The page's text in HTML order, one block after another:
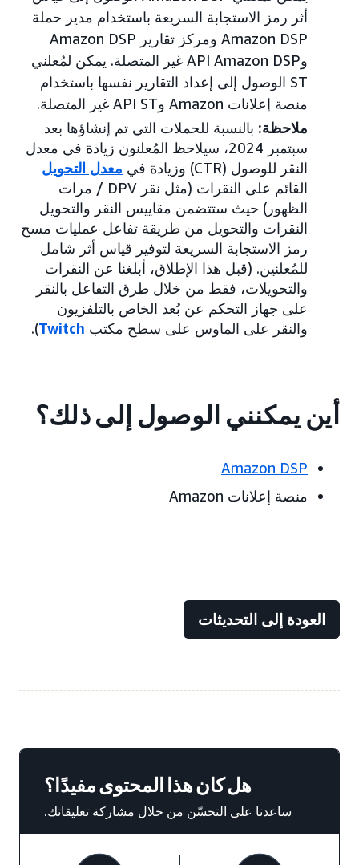
أثر رمز الاستجابة السريعة باستخدام مدير حملة
Amazon DSP ومركز تقارير Amazon DSP
وAPI Amazon DSP غير المتصلة. يمكن لمُعلني
ST الوصول إلى إعداد التقارير نفسها باستخدام
منصة إعلانات Amazon وAPI ST غير المتصلة.
ملاحظة: بالنسبة للحملات التي تم إنشاؤها بعد
سبتمبر 2024، سيلاحظ المُعلنون زيادة في معدل
النقر للوصول (CTR) وزيادة في
معدل التحويل
القائم على النقرات (مثل نقر DPV / مرات
الظهور) حيث ستتضمن مقاييس النقر والتحويل
النقرات والتحويل من طريقة تفاعل عمليات مسح
رمز الاستجابة السريعة لتوفير قياس أثر شامل
للمُعلنين. (قبل هذا الإطلاق، أبلغنا عن النقرات
والتحويلات، فقط من خلال طرق التفاعل بالنقر
على جهاز التحكم عن بُعد الخاص بالتلفزيون
والنقر على الماوس على سطح مكتب Twitch
).
أين يمكنني الوصول إلى ذلك؟
Amazon DSP
منصة إعلانات Amazon
العودة إلى التحديثات
هل كان هذا المحتوى مفيدًا؟
ساعدنا على التحسّن من خلال مشاركة تعليقاتك.